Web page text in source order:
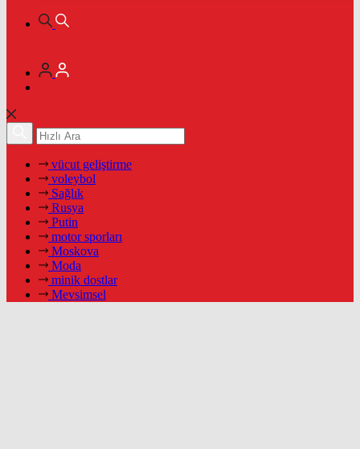
vücut geliştirme
voleybol
Sağlık
Rusya
Putin
motor sporları
Moskova
Moda
minik dostlar
Mevsimsel